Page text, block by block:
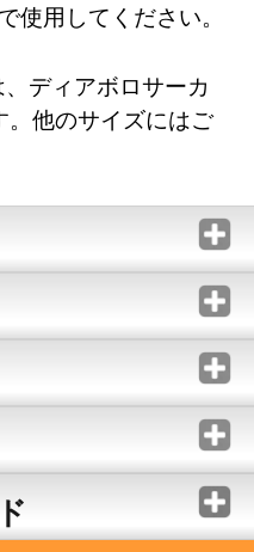
使用してください。
ディアボロサーカ
。他のサイズにはご